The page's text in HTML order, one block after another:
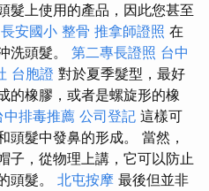
髮上使用的產品，因此您甚至
安國小 整骨 推拿師證照 在
洗頭髮。 第二專長證照 台中
台胞證 對於夏季髮型，最好
的橡膠，或者是螺旋形的橡
中排毒推薦 公司登記 這樣可
頭髮中發鼻的形成。 當然，
子，從物理上講，它可以防止
頭髮。 北屯按摩 最後但並非